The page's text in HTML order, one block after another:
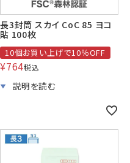
長3封筒 スカイ CoC 85 ヨコ
貼 100枚
10個お買い上げで10％OFF
¥764税込